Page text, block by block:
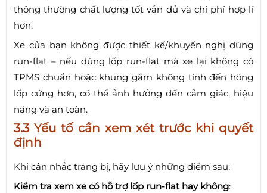
thông thường chất lượng tốt vẫn đủ và chi phí hợp lí
hơn.
Xe của bạn không được thiết kế/khuyến nghị dùng
run-flat – nếu dùng lốp run-flat mà xe lại không có
TPMS chuẩn hoặc khung gầm không tính đến hông
lốp cứng hơn, có thể ảnh hưởng đến cảm giác, hiệu
năng và an toàn.
3.3 Yếu tố cần xem xét trước khi quyết
định
Khi cân nhắc trang bị, hãy lưu ý những điểm sau:
Kiểm tra xem xe có hỗ trợ lốp run-flat hay không: